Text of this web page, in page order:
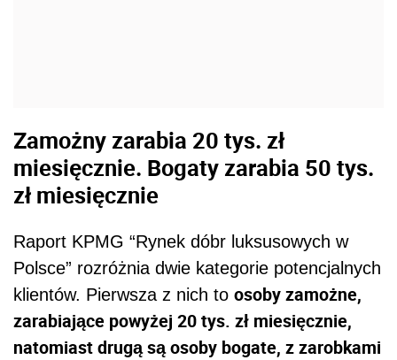
Zamożny zarabia 20 tys. zł
miesięcznie. Bogaty zarabia 50 tys.
zł miesięcznie
Raport KPMG “Rynek dóbr luksusowych w
Polsce” rozróżnia dwie kategorie potencjalnych
klientów. Pierwsza z nich to osoby zamożne,
zarabiające powyżej 20 tys. zł miesięcznie,
natomiast drugą są osoby bogate, z zarobkami